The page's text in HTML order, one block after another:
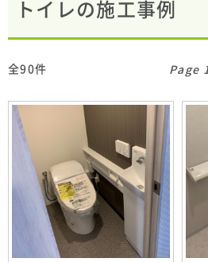
トイレの施工事例
全90件 Page